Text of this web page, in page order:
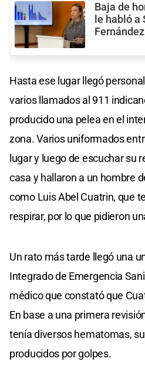
Baja de
le habló a
Fernández
Hasta ese lugar llegó
varios llamados al 911
producido una pelea en el
zona. Varios uniformados
lugar y luego de escuchar su
casa y hallaron a un hombre
como Luis Abel Cuatrin, que
respirar, por lo que pidieron
Un rato más tarde llegó una
Integrado de Emergencia
médico que constató que
En base a una primera
tenía diversos hematomas,
producidos por golpes.